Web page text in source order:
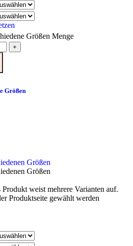
Größen Menge
+
Größen
Produkt weist mehrere Varianten auf.
Produktseite gewählt werden